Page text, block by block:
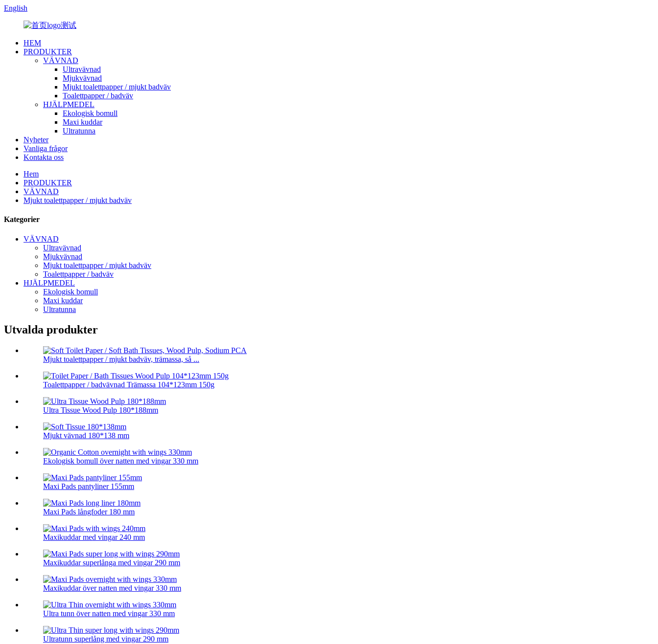
English
HEM
PRODUKTER
VÄVNAD
Ultravävnad
Mjukvävnad
Mjukt toalettpapper / mjukt badväv
Toalettpapper / badväv
HJÄLPMEDEL
Ekologisk bomull
Maxi kuddar
Ultratunna
Nyheter
Vanliga frågor
Kontakta oss
Hem
PRODUKTER
VÄVNAD
Mjukt toalettpapper / mjukt badväv
Kategorier
VÄVNAD
Ultravävnad
Mjukvävnad
Mjukt toalettpapper / mjukt badväv
Toalettpapper / badväv
HJÄLPMEDEL
Ekologisk bomull
Maxi kuddar
Ultratunna
Utvalda produkter
Mjukt toalettpapper / mjukt badväv, trämassa, så ...
Toalettpapper / badvävnad Trämassa 104*123mm 150g
Ultra Tissue Wood Pulp 180*188mm
Mjukt vävnad 180*138 mm
Ekologisk bomull över natten med vingar 330 mm
Maxi Pads pantyliner 155mm
Maxi Pads långfoder 180 mm
Maxikuddar med vingar 240 mm
Maxikuddar superlånga med vingar 290 mm
Maxikuddar över natten med vingar 330 mm
Ultra tunn över natten med vingar 330 mm
Ultratunn superlång med vingar 290 mm